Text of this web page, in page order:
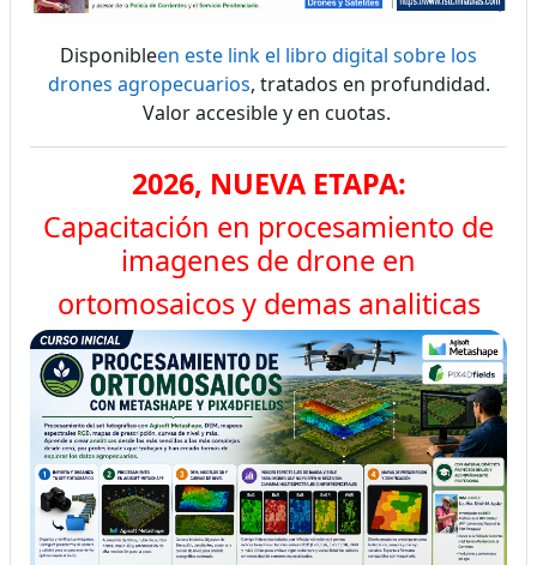
Disponibleen este link el libro digital sobre los
drones agropecuarios, tratados en profundidad.
Valor accesible y en cuotas.
2026, NUEVA ETAPA:
Capacitación en procesamiento de
imagenes de drone en
ortomosaicos y demas analiticas